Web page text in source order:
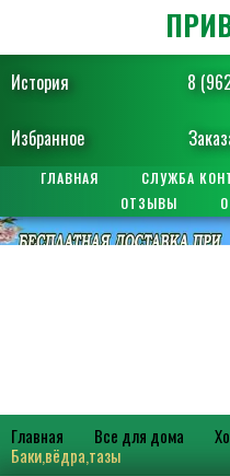
История 8
Избранное
ГЛАВНАЯ СЛУЖБА
ОТЗЫВЫ
Главная Все для дома
Баки,вёдра,тазы